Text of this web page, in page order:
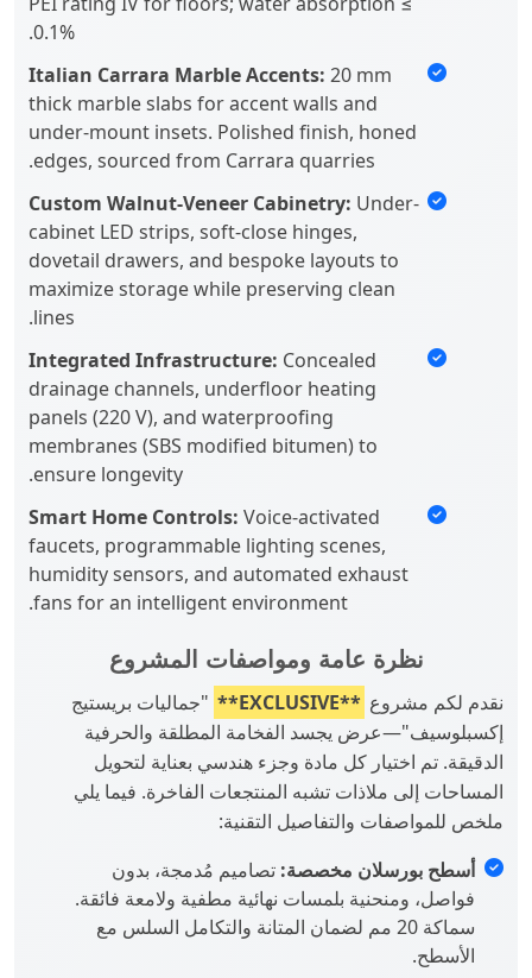
0.1%.
Italian Carrara Marble Accents: 20 mm
thick marble slabs for accent walls and
under-mount insets. Polished finish, honed
edges, sourced from Carrara quarries.
Custom Walnut-Veneer Cabinetry: Under-
cabinet LED strips, soft-close hinges,
dovetail drawers, and bespoke layouts to
maximize storage while preserving clean
lines.
Integrated Infrastructure: Concealed
drainage channels, underfloor heating
panels (220 V), and waterproofing
membranes (SBS modified bitumen) to
ensure longevity.
Smart Home Controls: Voice-activated
faucets, programmable lighting scenes,
humidity sensors, and automated exhaust
fans for an intelligent environment.
نظرة عامة ومواصفات المشروع
نقدم لكم مشروع **EXCLUSIVE**
"جماليات بريستيج
إكسبلوسيف"—عرض يجسد الفخامة المطلقة والحرفية
الدقيقة. تم اختيار كل مادة وجزء هندسي بعناية لتحويل
المساحات إلى ملاذات تشبه المنتجعات الفاخرة. فيما يلي
ملخص للمواصفات والتفاصيل التقنية:
أسطح بورسلان مخصصة: تصاميم مُدمجة، بدون
فواصل، ومنحنية بلمسات نهائية مطفية ولامعة فائقة.
سماكة 20 مم لضمان المتانة والتكامل السلس مع
الأسطح.